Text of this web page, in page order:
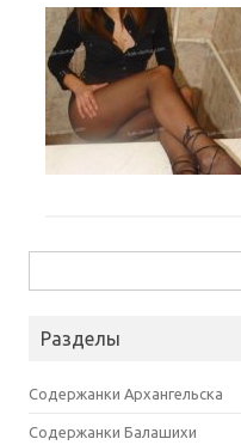
Разделы
Содержанки Архангельска
Содержанки Балашихи